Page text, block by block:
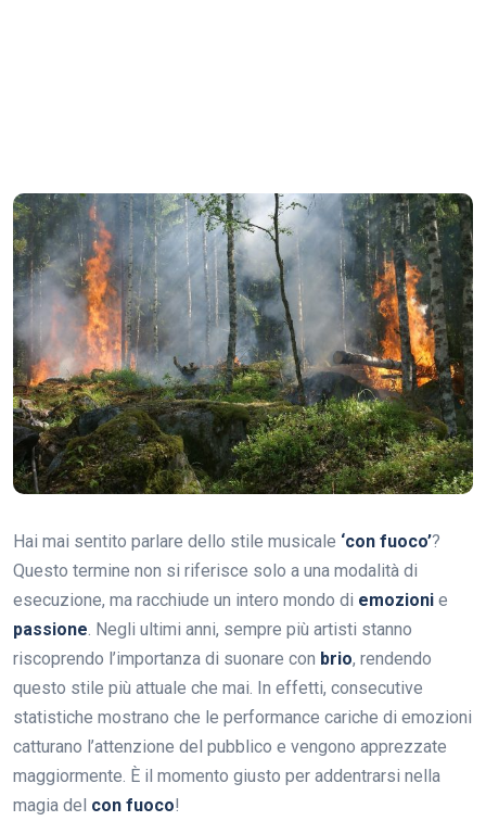
Hai mai sentito parlare dello stile musicale ‘con fuoco’?
Questo termine non si riferisce solo a una modalità di
esecuzione, ma racchiude un intero mondo di emozioni e
passione. Negli ultimi anni, sempre più artisti stanno
riscoprendo l’importanza di suonare con brio, rendendo
questo stile più attuale che mai. In effetti, consecutive
statistiche mostrano che le performance cariche di emozioni
catturano l’attenzione del pubblico e vengono apprezzate
maggiormente. È il momento giusto per addentrarsi nella
magia del con fuoco!